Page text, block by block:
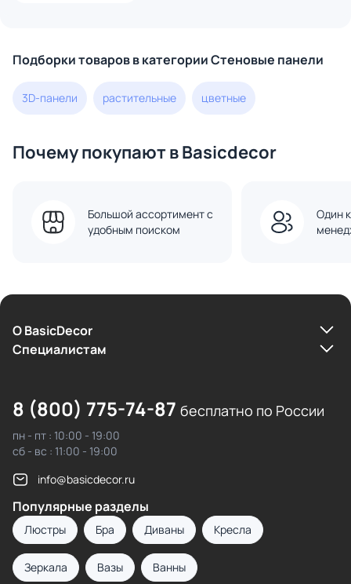
Подборки товаров в категории Стеновые панели
3D-панели растительные цветные
Почему покупают в Basicdecor
Большой ассортимент с
удобным поиском
Один
О BasicDecor
Cпециалистам
8 (800) 775-74-87 бесплатно по России
пн - пт : 10:00 - 19:00
сб - вс : 11:00 - 19:00
info@basicdecor.ru
Популярные разделы
Люстры Бра Диваны Кресла
Зеркала Вазы Ванны